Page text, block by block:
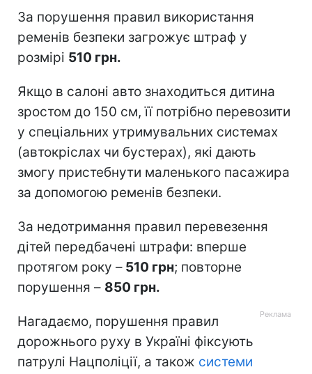
За порушення правил використання
ременів безпеки загрожує штраф у
розмірі 510 грн.
Якщо в салоні авто знаходиться дитина
зростом до 150 см, її потрібно перевозити
у спеціальних утримувальних системах
(автокріслах чи бустерах), які дають
змогу пристебнути маленького пасажира
за допомогою ременів безпеки.
За недотримання правил перевезення
дітей передбачені штрафи: вперше
протягом року – 510 грн; повторне
порушення – 850 грн.
Нагадаємо, порушення правил
дорожнього руху в Україні фіксують
патрулі Нацполіції, а також системи